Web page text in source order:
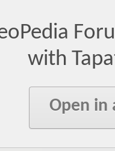
with
Open in